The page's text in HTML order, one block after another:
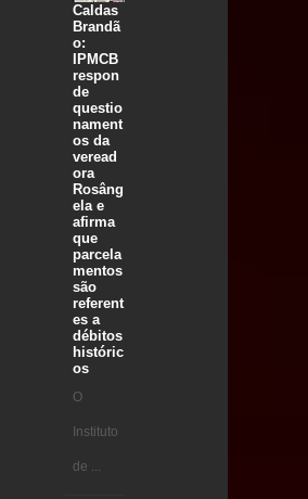
Caldas
Brandã
o:
IPMCB
respon
de
questio
nament
os da
veread
ora
Rosâng
ela e
afirma
que
parcela
mentos
são
referent
es a
débitos
históric
os
O
Instituto
de ...